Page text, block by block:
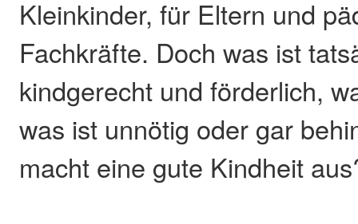
Kleinkinder, für Eltern und
Fachkräfte. Doch was ist
kindgerecht und förderlich,
was ist unnötig oder gar
macht eine gute Kindheit